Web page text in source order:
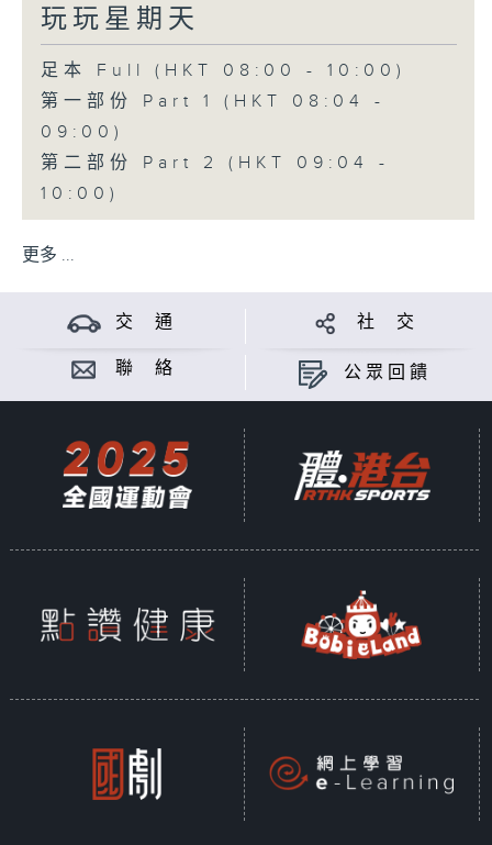
玩玩星期天
足本 Full (HKT 08:00 - 10:00)
第一部份 Part 1 (HKT 08:04 -
09:00)
第二部份 Part 2 (HKT 09:04 -
10:00)
更多 ...
交 通 社 交
聯 絡 公眾回饋